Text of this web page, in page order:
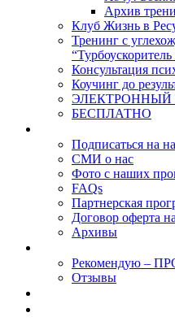
Архив
Клуб Жизнь в
Тренинг с
Консультация
Коучинг до
ЭЛЕКТРОННЫЙ
БЕСПЛАТНО
Подписаться на
СМИ о нас
Фото с наших
FAQs
Партнерская
Договор оферта
Архивы
Рекомендую –
Отзывы